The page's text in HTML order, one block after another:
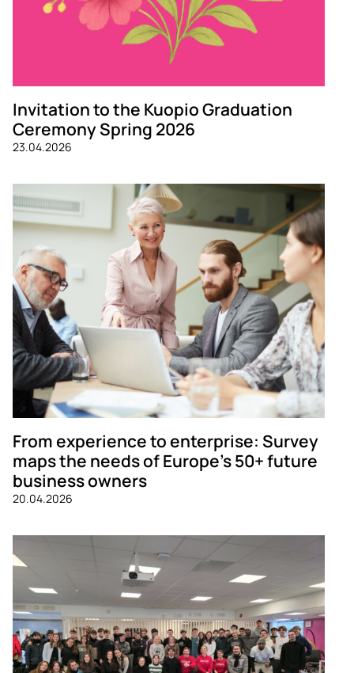
Invitation to the Kuopio Graduation
Ceremony Spring 2026
23.04.2026
From experience to enterprise: Survey
maps the needs of Europe’s 50+ future
business owners
20.04.2026